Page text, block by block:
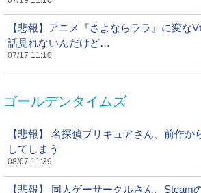
【悲報】アニメ『さよならララ』に変な
話見れないんだけど…
07/17 11:10
ゴールデンタイムズ
【悲報】 名探偵プリキュアさん、前作か
してしまう
08/07 11:39
【悲報】 同人ゲーサークルさん、Steam